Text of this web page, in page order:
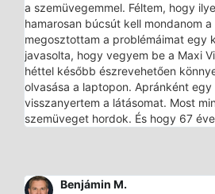
a szemüvegemmel. Féltem, hogy
hamarosan búcsút kell mondanom
megosztottam a problémáimat egy
javasolta, hogy vegyem be a Maxi
héttel később észrevehetően
olvasása a laptopon. Apránként
visszanyertem a látásomat. Most
szemüveget hordok. És hogy 67
Benjámin M.